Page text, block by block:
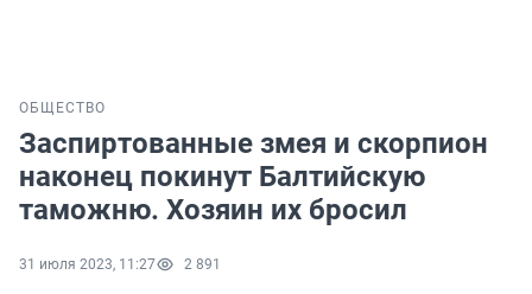
ОБЩЕСТВО
Заспиртованные змея и скорпион
наконец покинут Балтийскую
таможню. Хозяин их бросил
31 июля 2023, 11:27 2 891